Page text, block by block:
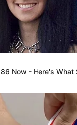
Now - Here's What